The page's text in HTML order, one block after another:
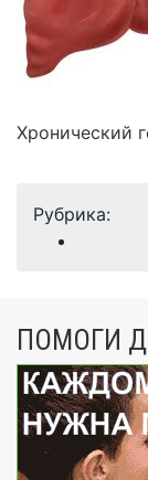
Хронический
Рубрика:
ПОМОГИ